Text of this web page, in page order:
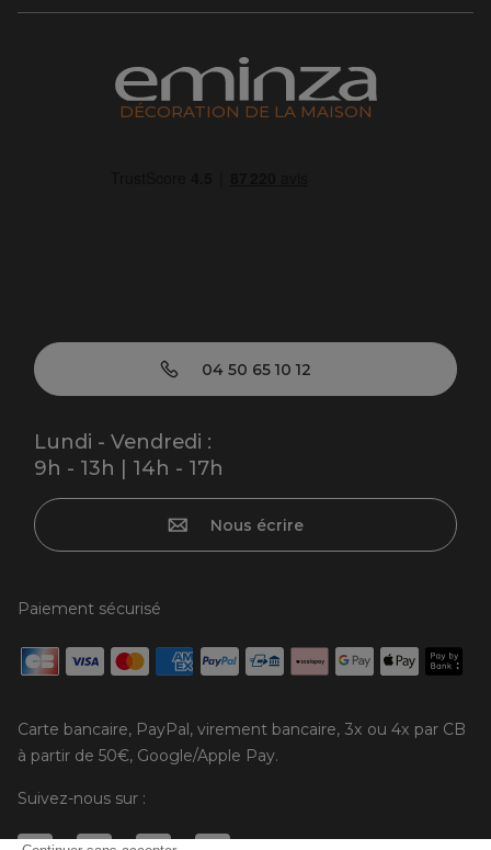
DÉCORATION DE LA MAISON
04 50 65 10 12
Lundi - Vendredi :
9h - 13h | 14h - 17h
Nous écrire
Paiement sécurisé
Carte bancaire, PayPal, virement bancaire, 3x ou 4x par CB
à partir de 50€, Google/Apple Pay.
Suivez-nous sur :